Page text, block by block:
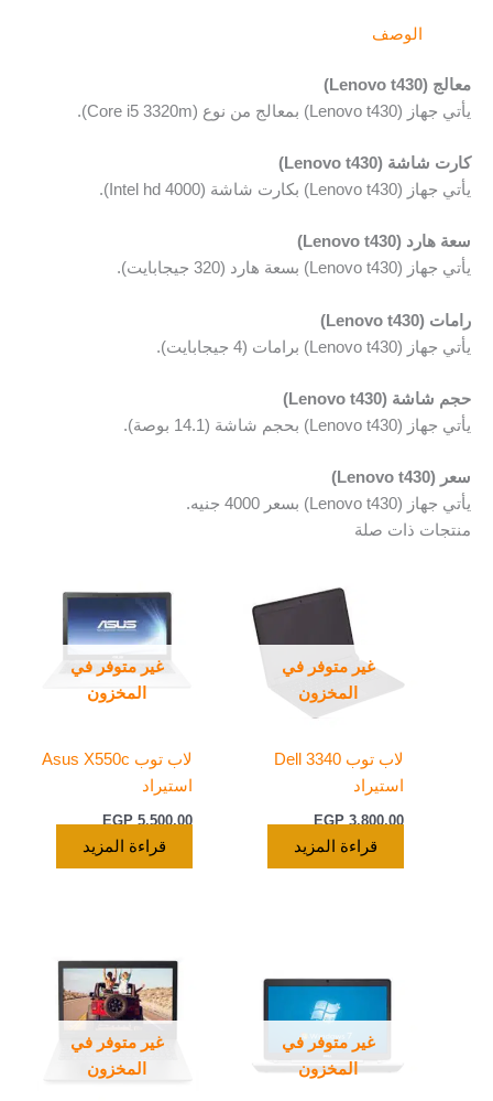
الوصف
معالج (Lenovo t430)
يأتي جهاز (Lenovo t430) بمعالج من نوع (Core i5 3320m).
كارت شاشة (Lenovo t430)
يأتي جهاز (Lenovo t430) بكارت شاشة (Intel hd 4000).
سعة هارد (Lenovo t430)
يأتي جهاز (Lenovo t430) بسعة هارد (320 جيجابايت).
رامات (Lenovo t430)
يأتي جهاز (Lenovo t430) برامات (4 جيجابايت).
حجم شاشة (Lenovo t430)
يأتي جهاز (Lenovo t430) بحجم شاشة (14.1 بوصة).
سعر (Lenovo t430)
يأتي جهاز (Lenovo t430) بسعر 4000 جنيه.
منتجات ذات صلة
غير متوفر في
المخزون
لاب توب Dell 3340
استيراد
EGP3.800,00
قراءة المزيد
غير متوفر في
المخزون
لاب توب Asus X550c
استيراد
EGP5.500,00
قراءة المزيد
غير متوفر في
المخزون
غير متوفر في
المخزون